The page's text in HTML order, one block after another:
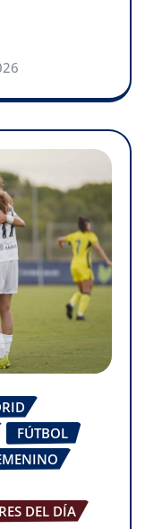
FÚTBOL
DEL DÍA